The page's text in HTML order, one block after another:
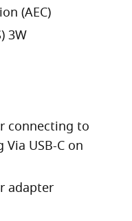
(AEC)
3W
connecting to
USB-C on
adapter